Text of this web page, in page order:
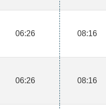
06:26 08:16
06:26 08:16